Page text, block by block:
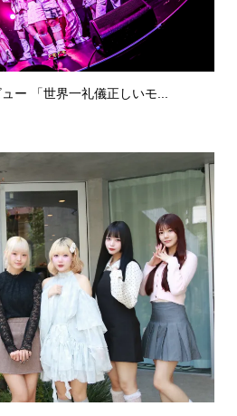
ー 「世界一礼儀正しいモ...